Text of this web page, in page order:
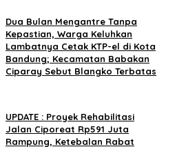
Dua Bulan Mengantre Tanpa
Kepastian, Warga Keluhkan
Lambatnya Cetak KTP-el di Kota
Bandung; Kecamatan Babakan
Ciparay Sebut Blangko Terbatas
UPDATE : Proyek Rehabilitasi
Jalan Ciporeat Rp591 Juta
Rampung, Ketebalan Rabat